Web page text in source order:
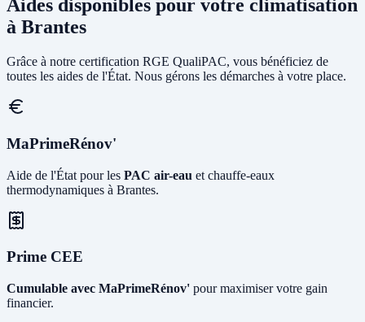
Aides disponibles pour votre climatisation
à Brantes
Grâce à notre certification RGE QualiPAC, vous bénéficiez de
toutes les aides de l'État. Nous gérons les démarches à votre place.
MaPrimeRénov'
Aide de l'État pour les PAC air-eau et chauffe-eaux
thermodynamiques à Brantes.
Prime CEE
Cumulable avec MaPrimeRénov' pour maximiser votre gain
financier.